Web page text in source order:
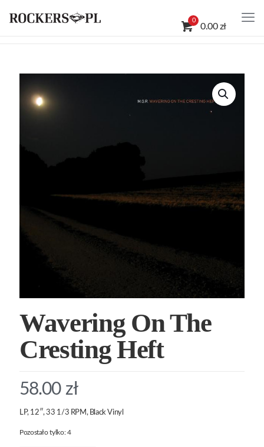
0
0.00 zł
Wavering On The
Cresting Heft
58.00 zł
LP, 12″, 33 1/3 RPM, Black Vinyl
Pozostało tylko: 4